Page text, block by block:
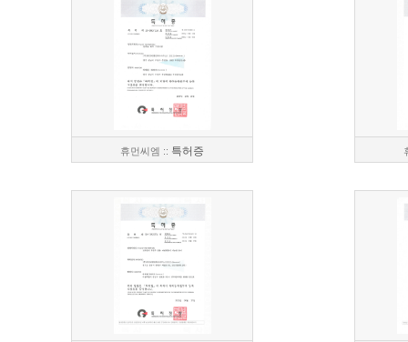
휴먼씨엠 :: 특허증